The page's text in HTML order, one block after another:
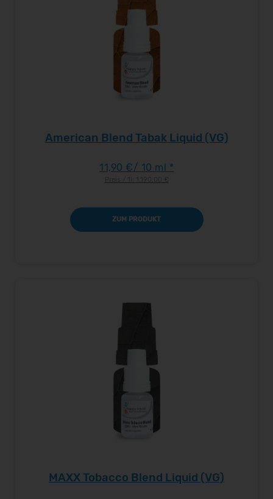
American Blend Tabak Liquid (VG)
11,90 €/ 10 ml *
ZUM PRODUKT
MAXX Tobacco Blend Liquid (VG)